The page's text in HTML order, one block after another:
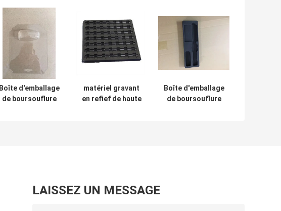
Boîte d'emballage
de boursouflure
matériel gravant
en refief de haute
Boîte d'emballage
de boursouflure
LAISSEZ UN MESSAGE